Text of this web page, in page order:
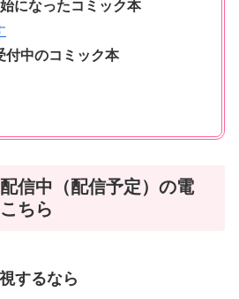
になったコミック本
付中のコミック本
信中（配信予定）の電
ちら
するなら